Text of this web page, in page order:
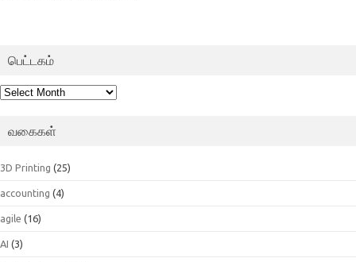
பெட்டகம்
பெட்டகம்
வகைகள்
3D Printing (25)
accounting (4)
agile (16)
AI (3)